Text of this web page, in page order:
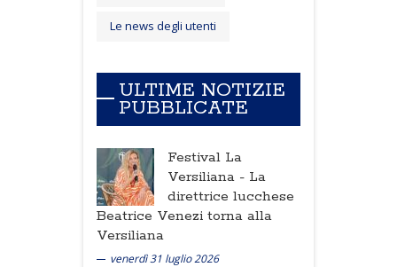
Le news degli utenti
ULTIME NOTIZIE
PUBBLICATE
Festival La
Versiliana - La
direttrice lucchese
Beatrice Venezi torna alla
Versiliana
venerdì 31 luglio 2026